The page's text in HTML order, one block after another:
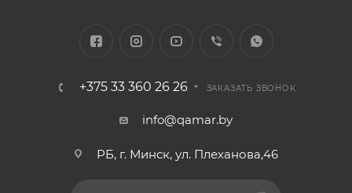
+375 33 360 26 26 ЗАКАЗАТЬ ЗВОНОК
info@qamar.by
РБ, г. Минск, ул. Плеханова,46